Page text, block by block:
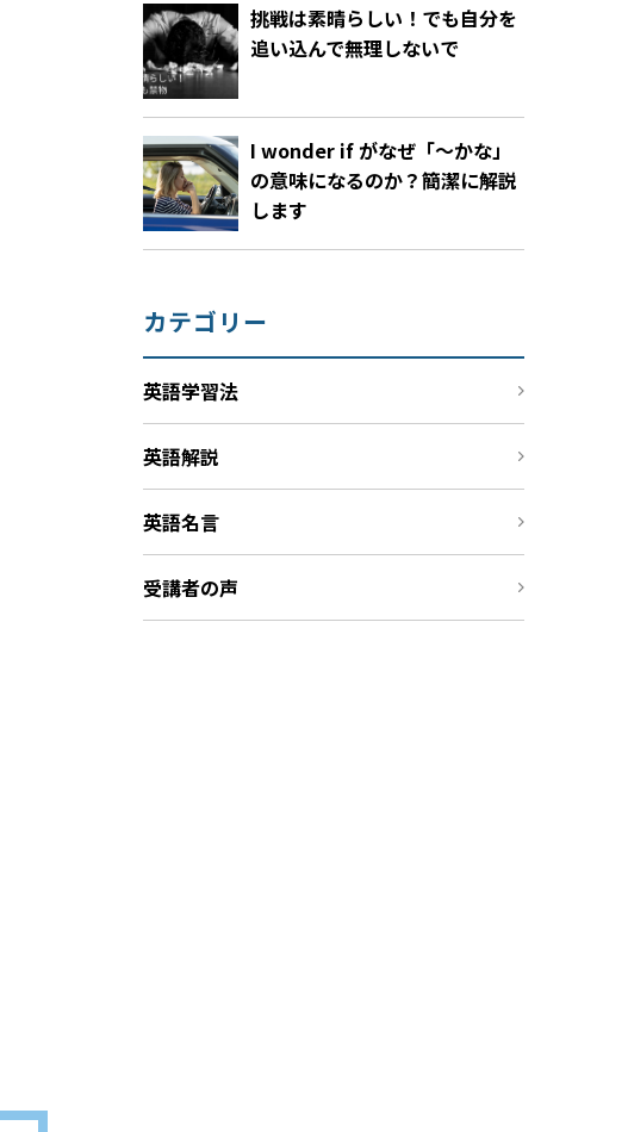
挑戦は素晴らしい！でも自分を
追い込んで無理しないで
I wonder if がなぜ「～かな」
の意味になるのか？簡潔に解説
します
カテゴリー
英語学習法
英語解説
英語名言
受講者の声